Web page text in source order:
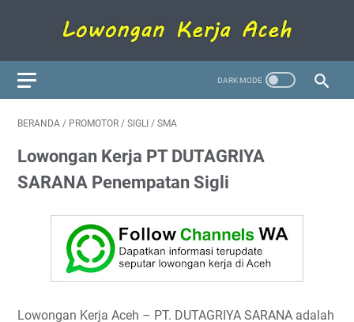
BERANDA / PROMOTOR / SIGLI / SMA
Lowongan Kerja PT DUTAGRIYA
SARANA Penempatan Sigli
Lowongan Kerja Aceh – PT. DUTAGRIYA SARANA adalah